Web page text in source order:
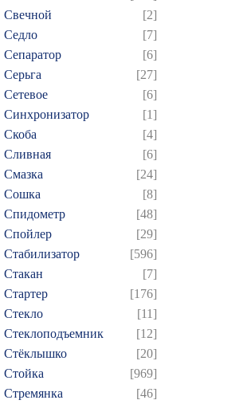
Свечной
[2]
Седло
[7]
Сепаратор
[6]
Серьга
[27]
Сетевое
[6]
Синхронизатор
[1]
Скоба
[4]
Сливная
[6]
Смазка
[24]
Сошка
[8]
Спидометр
[48]
Спойлер
[29]
Стабилизатор
[596]
Стакан
[7]
Стартер
[176]
Стекло
[11]
Стеклоподъемник
[12]
Стёклышко
[20]
Стойка
[969]
Стремянка
[46]